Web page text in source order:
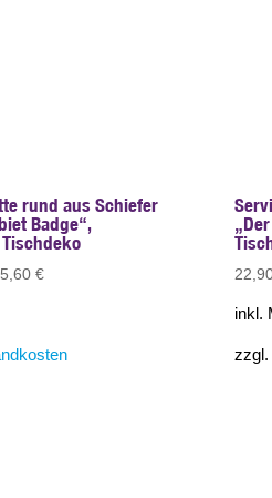
rund aus Schiefer
Badge“,
€
inkl.
zzgl.